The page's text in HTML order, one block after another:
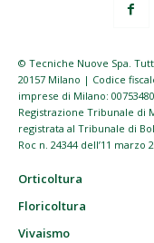
© Tecniche Nuove Spa.
20157 Milano | Codice
imprese di Milano:
Registrazione Tribunale di
registrata al Tribunale di
Roc n. 24344 dell’11 marzo
Orticoltura
Floricoltura
Vivaismo